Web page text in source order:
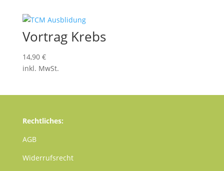
Vortrag Krebs
14,90 €
inkl. MwSt.
Rechtliches:
AGB
Widerrufsrecht